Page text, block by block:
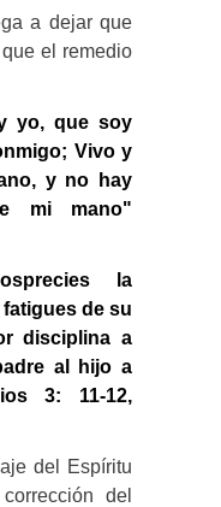
a dejar que
el remedio
yo, que soy
Vivo y
y no hay
mi mano"
la
de su
disciplina a
al hijo a
3: 11-12,
del Espíritu
del